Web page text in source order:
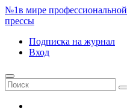
№1в мире профессиональной
прессы
Подписка на журнал
Вход